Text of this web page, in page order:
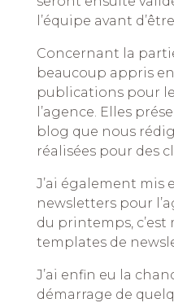
l’équipe avant
Concernant la
beaucoup appris
publications pour
l’agence. Elles
blog que nous
réalisées pour des
J’ai également mis
newsletters pour
du printemps, c’est
templates de
J’ai enfin eu la
démarrage de